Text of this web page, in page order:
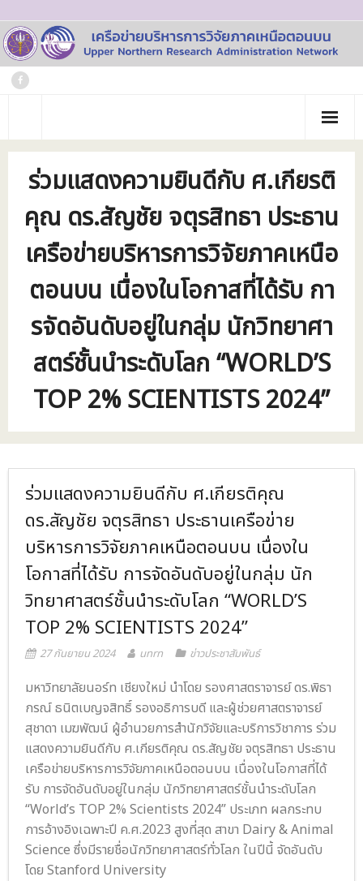
Skip
to
content
หน้าแรก
เกี่ยวกับเรา
- ประวัติเครือข่าย
- สถาบันสมาชิก
ข่าวประชาสัมพันธ์
ข้อมูลโครงการวิจัย
ร่วมแสดงความยินดีกับ ศ.เกียรติ
คุณ ดร.สัญชัย จตุรสิทธา ประธาน
เครือข่ายบริหารการวิจัยภาคเหนือ
ตอนบน เนื่องในโอกาสที่ได้รับ กา
รจัดอันดับอยู่ในกลุ่ม นักวิทยาศา
สตร์ชั้นนำระดับโลก “WORLD’S
TOP 2% SCIENTISTS 2024”
ร่วมแสดงความยินดีกับ ศ.เกียรติคุณ
ดร.สัญชัย จตุรสิทธา ประธานเครือข่าย
บริหารการวิจัยภาคเหนือตอนบน เนื่องใน
โอกาสที่ได้รับ การจัดอันดับอยู่ในกลุ่ม นัก
วิทยาศาสตร์ชั้นนำระดับโลก “WORLD’S
TOP 2% SCIENTISTS 2024”
27 กันยายน 2024 unrn ข่าวประชาสัมพันธ์
มหาวิทยาลัยนอร์ท เชียงใหม่ นำโดย รองศาสตราจารย์ ดร.พิธา
กรณ์ ธนิตเบญจสิทธิ์ รองอธิการบดี และผู้ช่วยศาสตราจารย์
สุชาดา เมฆพัฒน์ ผู้อำนวยการสำนักวิจัยและบริการวิชาการ ร่วม
แสดงความยินดีกับ ศ.เกียรติคุณ ดร.สัญชัย จตุรสิทธา ประธาน
เครือข่ายบริหารการวิจัยภาคเหนือตอนบน เนื่องในโอกาสที่ได้
รับ การจัดอันดับอยู่ในกลุ่ม นักวิทยาศาสตร์ชั้นนำระดับโลก
“World’s TOP 2% Scientists 2024” ประเภท ผลกระทบ
การอ้างอิงเฉพาะปี ค.ศ.2023 สูงที่สุด สาขา Dairy & Animal
Science ซึ่งมีรายชื่อนักวิทยาศาสตร์ทั่วโลก ในปีนี้ จัดอันดับ
โดย Stanford University